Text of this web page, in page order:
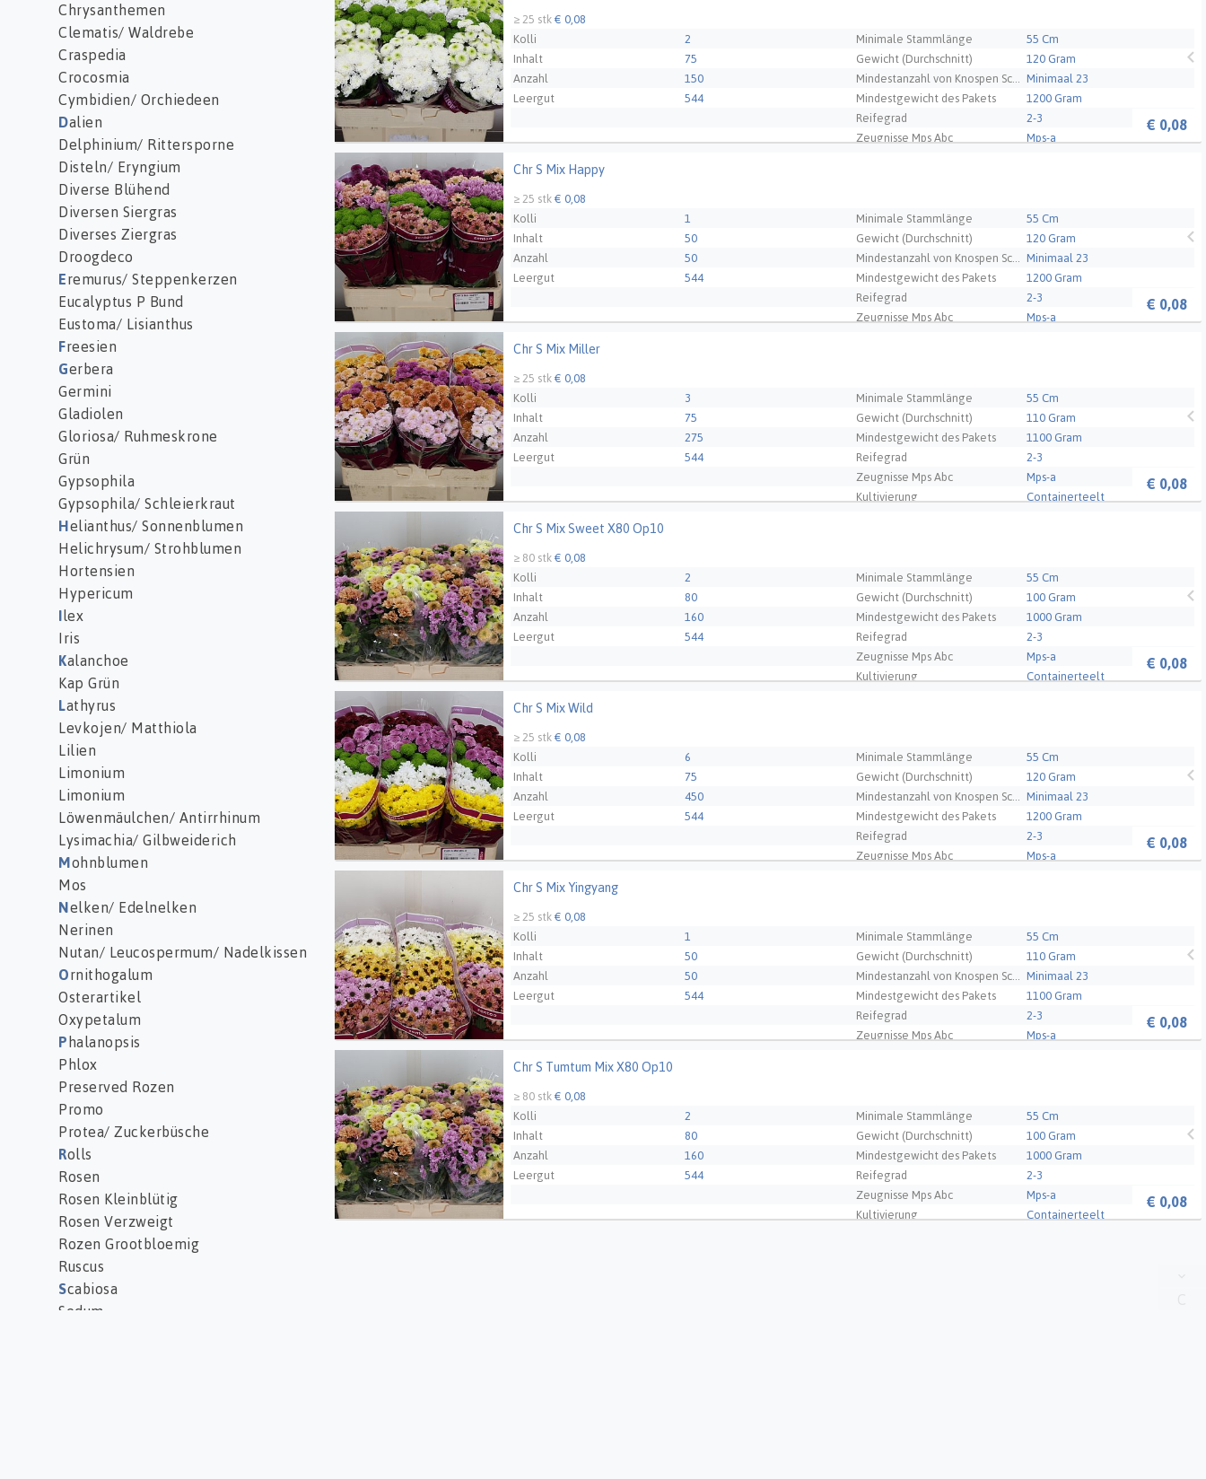
Chrysanthemen
Clematis/ Waldrebe
Craspedia
Crocosmia
Cymbidien/ Orchiedeen
Dalien
Delphinium/ Rittersporne
Disteln/ Eryngium
Diverse Blühend
Diversen Siergras
Diverses Ziergras
Droogdeco
Eremurus/ Steppenkerzen
Eucalyptus P Bund
Eustoma/ Lisianthus
Freesien
Gerbera
Germini
Gladiolen
Gloriosa/ Ruhmeskrone
Grün
Gypsophila
Gypsophila/ Schleierkraut
Helianthus/ Sonnenblumen
Helichrysum/ Strohblumen
Hortensien
Hypericum
Ilex
Iris
Kalanchoe
Kap Grün
Lathyrus
Levkojen/ Matthiola
Lilien
Limonium
Limonium
Löwenmäulchen/ Antirrhinum
Lysimachia/ Gilbweiderich
Mohnblumen
Mos
Nelken/ Edelnelken
Nerinen
Nutan/ Leucospermum/ Nadelkissen
Ornithogalum
Osterartikel
Oxypetalum
P halanopsis
Phlox
Preserved Rozen
Promo
Protea/ Zuckerbüsche
Rolls
Rosen
Rosen Kleinblütig
Rosen Verzweigt
Rozen Grootbloemig
Ruscus
Scabiosa
Sedum
Züchter
≥ 25 stk€ 0,08
Kolli
2 Minimale Stammlänge
55 Cm
Inhalt
75 Gewicht (Durchschnitt)
120 Gram
Anzahl
150
Minimaal 23
Leergut
544 Mindestgewicht des Pakets
1200 Gram
Reifegrad
2-3
Zeugnisse Mps Abc
Mps-a
Züchter
€ 0,08
Chr S Mix Happy
≥ 25 stk€ 0,08
Kolli
1 Minimale Stammlänge
55 Cm
Inhalt
50 Gewicht (Durchschnitt)
120 Gram
Anzahl
50
Minimaal 23
Leergut
544 Mindestgewicht des Pakets
1200 Gram
Reifegrad
2-3
Zeugnisse Mps Abc
Mps-a
Züchter
€ 0,08
Chr S Mix Happy
Chr S Mix Miller
≥ 25 stk€ 0,08
Kolli
3 Minimale Stammlänge
55 Cm
Inhalt
75 Gewicht (Durchschnitt)
110 Gram
Anzahl
275 Mindestgewicht des Pakets
1100 Gram
Leergut
544 Reifegrad
2-3
Zeugnisse Mps Abc
Mps-a
Kultivierung
Containerteelt
Züchter
€ 0,08
Chr S Mix Miller
Chr S Mix Sweet X80 Op10
≥ 80 stk€ 0,08
Kolli
2 Minimale Stammlänge
55 Cm
Inhalt
80 Gewicht (Durchschnitt)
100 Gram
Anzahl
160 Mindestgewicht des Pakets
1000 Gram
Leergut
544 Reifegrad
2-3
Zeugnisse Mps Abc
Mps-a
Kultivierung
Containerteelt
Züchter
€ 0,08
Chr S Mix Sweet X80 Op10
Chr S Mix Wild
≥ 25 stk€ 0,08
Kolli
6 Minimale Stammlänge
55 Cm
Inhalt
75 Gewicht (Durchschnitt)
120 Gram
Anzahl
450
Minimaal 23
Leergut
544 Mindestgewicht des Pakets
1200 Gram
Reifegrad
2-3
Zeugnisse Mps Abc
Mps-a
Züchter
€ 0,08
Chr S Mix Wild
Chr S Mix Yingyang
≥ 25 stk€ 0,08
Kolli
1 Minimale Stammlänge
55 Cm
Inhalt
50 Gewicht (Durchschnitt)
110 Gram
Anzahl
50
Minimaal 23
Leergut
544 Mindestgewicht des Pakets
1100 Gram
Reifegrad
2-3
Zeugnisse Mps Abc
Mps-a
Züchter
€ 0,08
Chr S Tumtum Mix X80 Op10
≥ 80 stk€ 0,08
Kolli
2 Minimale Stammlänge
55 Cm
Inhalt
80 Gewicht (Durchschnitt)
100 Gram
Anzahl
160 Mindestgewicht des Pakets
1000 Gram
Leergut
544 Reifegrad
2-3
Zeugnisse Mps Abc
Mps-a
Kultivierung
Containerteelt
€ 0,08
Chr S Tumtum Mix X80 Op10